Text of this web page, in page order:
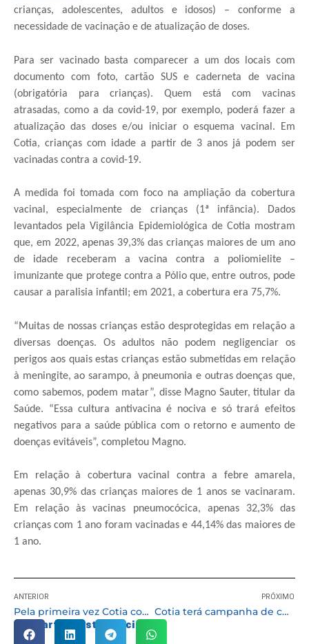
crianças, adolescentes, adultos e idosos) – conforme a
necessidade de vacinação e de atualização de doses.
Para ser vacinado basta comparecer a um dos locais com
documento com foto, cartão SUS e caderneta de vacina
(obrigatória para crianças). Quem está com vacinas
atrasadas, como a da covid-19, por exemplo, poderá fazer a
atualização das doses e/ou iniciar o esquema vacinal. Em
Cotia, crianças com idade a partir de 3 anos já podem ser
vacinadas contra a covid-19.
A medida foi tomada com foco na ampliação da cobertura
vacinal, especialmente de crianças (1ª infância). Dados
levantados pela Vigilância Epidemiológica de Cotia mostram
que, em 2022, apenas 39,3% das crianças maiores de um ano
de idade receberam a vacina contra a poliomielite –
imunizante que protege contra a Pólio que, entre outros, pode
causar a paralisia infantil; em 2021, a cobertura era 75,7%.
“Muitas de nossas crianças estão desprotegidas em relação a
diversas doenças. Os adultos não podem negligenciar os
perigos aos quais estas crianças estão submetidas em relação
à meningite, ao sarampo, à pneumonia e outras doenças que,
como sabemos, podem matar”, disse Magno Sauter, titular da
Saúde. “Essa cultura antivacina é nociva e só trará efeitos
negativos para a saúde pública com o retorno e aumento de
doenças evitáveis”, completou Magno.
Em relação à cobertura vacinal contra a febre amarela,
apenas 30,9% das crianças maiores de 1 anos se vacinaram.
Em relação às vacinas pneumocócica, apenas 32,3% das
crianças com 1 ano foram vacinadas e 44,14% das maiores de
1 ano.
ANTERIOR
Pela primeira vez Cotia contará com livros literários acessíveis para alunos surdos e cegos
PRÓXIMO
Cotia terá campanha de conscientização sobre a proibição de fogos de artifício e de estampido
Compartilhe esta notícia: